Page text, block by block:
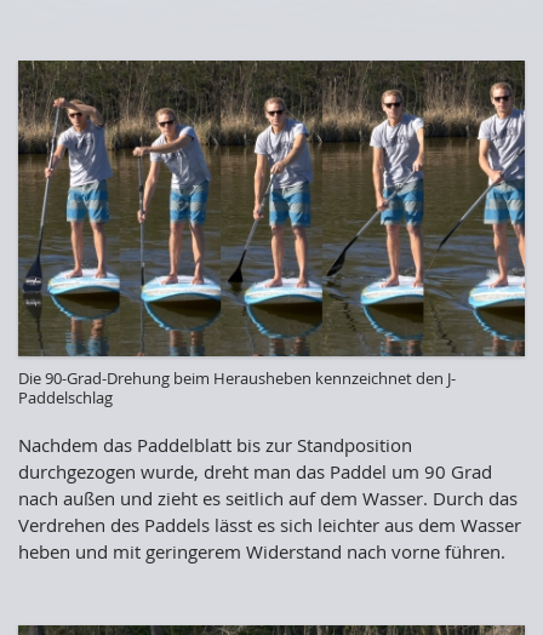
Die 90-Grad-Drehung beim Herausheben kennzeichnet den J-
Paddelschlag
Nachdem das Paddelblatt bis zur Standposition
durchgezogen wurde, dreht man das Paddel um 90 Grad
nach außen und zieht es seitlich auf dem Wasser. Durch das
Verdrehen des Paddels lässt es sich leichter aus dem Wasser
heben und mit geringerem Widerstand nach vorne führen.